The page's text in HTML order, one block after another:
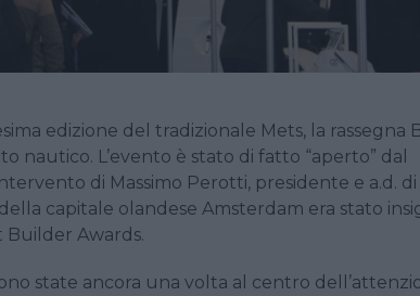
edizione del tradizionale Mets, la rassegna
nautico. L’evento è stato di fatto “aperto” dal
di Massimo Perotti, presidente e a.d. di
capitale olandese Amsterdam era stato
Builder Awards.
state ancora una volta al centro